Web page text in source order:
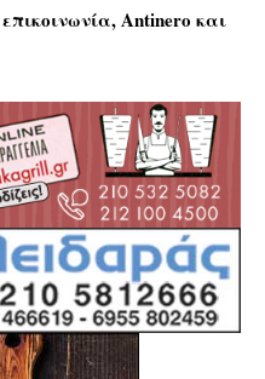
Antinero και